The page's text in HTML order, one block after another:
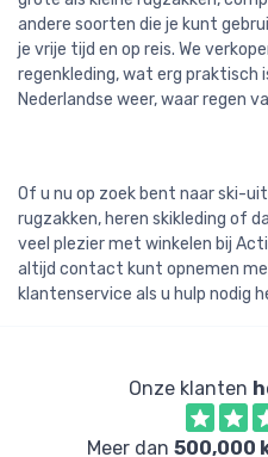
andere soorten die je kunt
je vrije tijd en op reis. We
regenkleding, wat erg praktisch
Nederlandse weer, waar regen
Of u nu op zoek bent naar ski-
rugzakken, heren skikleding of
veel plezier met winkelen bij
altijd contact kunt opnemen
klantenservice als u hulp nodig
Onze klanten
Meer dan 500,000